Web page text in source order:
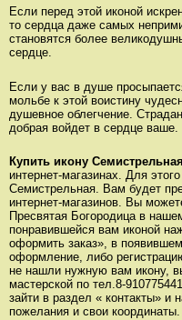
Если перед этой иконой
то сердца даже самых
становятся более
сердце.
Если у вас в душе
мольбе к этой воистину
душевное облегчение.
добрая войдет в сердце ваше.
Купить икону Семистрельная
интернет-магазинах. Для
Семистрельная. Вам будет
интернет-магазинов. Вы
Пресвятая Богородица в
понравившейся вам иконой
оформить заказ», в
оформление, либо
не нашли нужную вам икону,
мастерской по тел.8-
зайти в раздел « контакты» и
пожелания и свои